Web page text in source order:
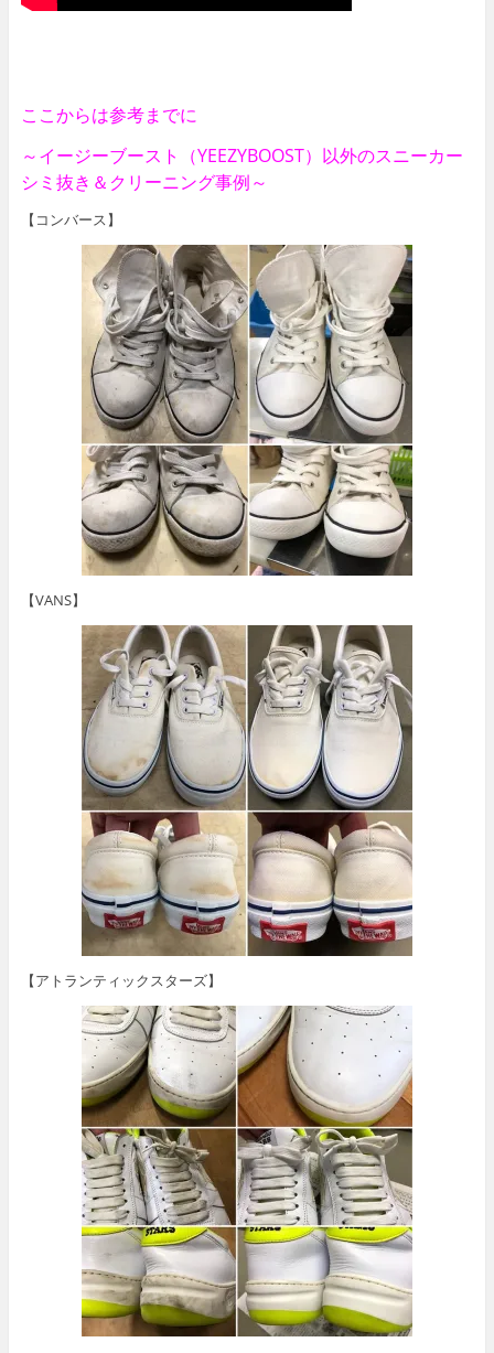
ここからは参考までに
～イージーブースト（YEEZYBOOST）以外のスニーカー
シミ抜き＆クリーニング事例～
【コンバース】
【VANS】
【アトランティックスターズ】